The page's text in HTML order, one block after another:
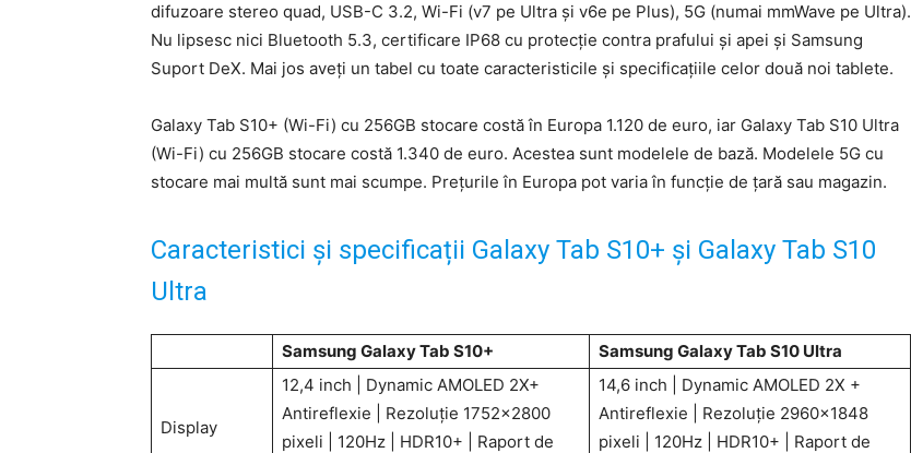
difuzoare stereo quad, USB-C 3.2, Wi-Fi (v7 pe Ultra și v6e pe Plus), 5G (numai mmWave pe Ultra).
Nu lipsesc nici Bluetooth 5.3, certificare IP68 cu protecție contra prafului și apei și Samsung
Suport DeX. Mai jos aveți un tabel cu toate caracteristicile și specificațiile celor două noi tablete.
Galaxy Tab S10+ (Wi-Fi) cu 256GB stocare costă în Europa 1.120 de euro, iar Galaxy Tab S10 Ultra
(Wi-Fi) cu 256GB stocare costă 1.340 de euro. Acestea sunt modelele de bază. Modelele 5G cu
stocare mai multă sunt mai scumpe. Prețurile în Europa pot varia în funcție de țară sau magazin.
Caracteristici și specificații Galaxy Tab S10+ și Galaxy Tab S10
Ultra
Samsung Galaxy Tab S10+ Samsung Galaxy Tab S10 Ultra
Display
12,4 inch | Dynamic AMOLED 2X+
Antireflexie | Rezoluţie 1752×2800
pixeli | 120Hz | HDR10+ | Raport de
14,6 inch | Dynamic AMOLED 2X +
Antireflexie | Rezoluție 2960×1848
pixeli | 120Hz | HDR10+ | Raport de